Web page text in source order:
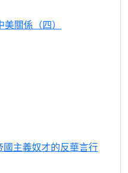
關係（四）
主義奴才的反華言行